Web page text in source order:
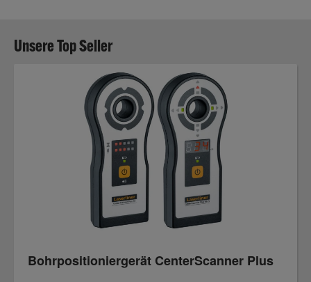
Unsere Top Seller
Bohrpositioniergerät CenterScanner Plus